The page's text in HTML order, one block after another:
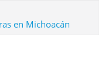
en Michoacán